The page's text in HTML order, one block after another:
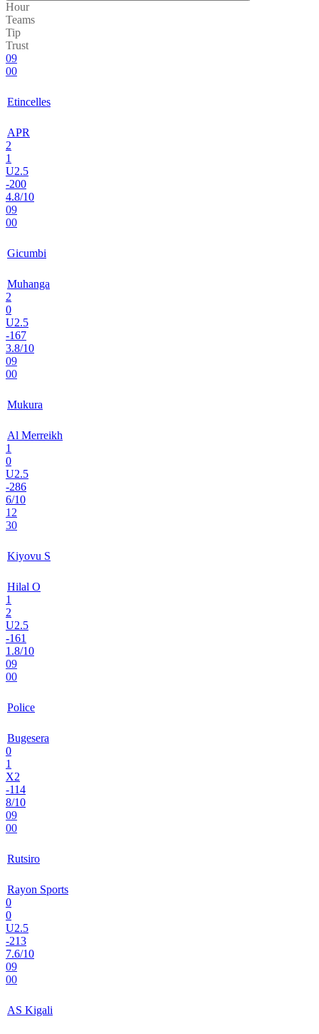
Hour
Teams
Tip
Trust
09
00
Etincelles
APR
2
1
U2.5
-200
4.8/10
09
00
Gicumbi
Muhanga
2
0
U2.5
-167
3.8/10
09
00
Mukura
Al Merreikh
1
0
U2.5
-286
6/10
12
30
Kiyovu S
Hilal O
1
2
U2.5
-161
1.8/10
09
00
Police
Bugesera
0
1
X2
-114
8/10
09
00
Rutsiro
Rayon Sports
0
0
U2.5
-213
7.6/10
09
00
AS Kigali